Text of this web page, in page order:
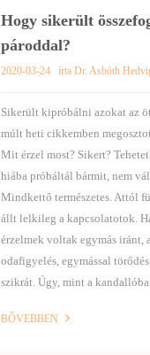
Hogy sikerült
pároddal?
2020-03-24 írta Dr. Asbóth
Sikerült kipróbálni azokat az
múlt heti cikkemben
Mit érzel most? Sikert?
hiába próbáltál bármit, nem
Mindkettő természetes. Attól
állt lelkileg a kapcsolatotok.
érzelmek voltak egymás iránt,
odafigyelés, egymással
szikrát. Úgy, mint a
BŐVEBBEN